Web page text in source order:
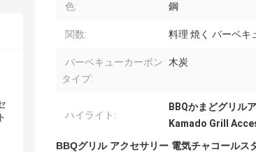
色: 鋼
関数: 料理 焼く バーベキ
バーベキューカーボン
タイプ:
木炭
ハイライト:
BBQかまどグリル
Kamado Grill
BBQグリル アクセサリー 電気チャコールス